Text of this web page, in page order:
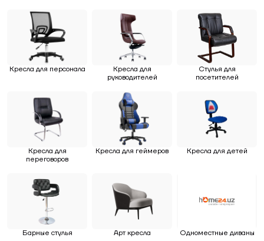
Кресла для персонала
Кресла для
руководителей
Стулья для
посетителей
Кресла для
переговоров
Кресла для геймеров Кресла для детей
Барные стулья Арт кресла Одноместные диваны